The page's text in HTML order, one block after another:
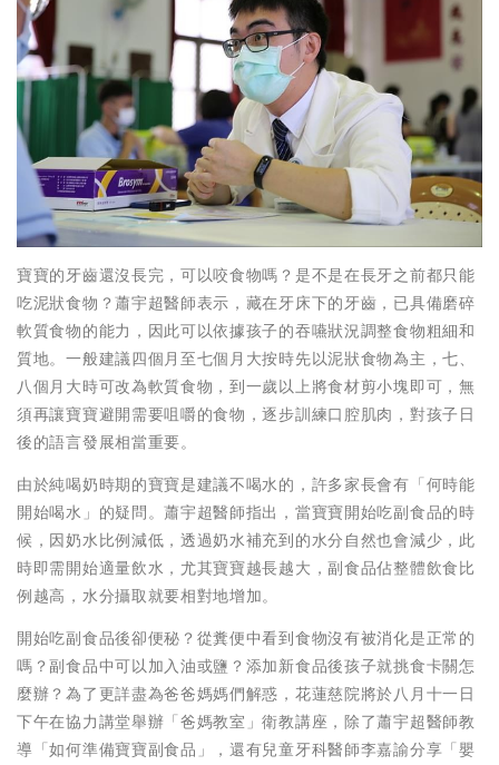
寶寶的牙齒還沒長完，可以咬食物嗎？是不是在長牙之前都只能
吃泥狀食物？蕭宇超醫師表示，藏在牙床下的牙齒，已具備磨碎
軟質食物的能力，因此可以依據孩子的吞嚥狀況調整食物粗細和
質地。一般建議四個月至七個月大按時先以泥狀食物為主，七、
八個月大時可改為軟質食物，到一歲以上將食材剪小塊即可，無
須再讓寶寶避開需要咀嚼的食物，逐步訓練口腔肌肉，對孩子日
後的語言發展相當重要。
由於純喝奶時期的寶寶是建議不喝水的，許多家長會有「何時能
開始喝水」的疑問。蕭宇超醫師指出，當寶寶開始吃副食品的時
候，因奶水比例減低，透過奶水補充到的水分自然也會減少，此
時即需開始適量飲水，尤其寶寶越長越大，副食品佔整體飲食比
例越高，水分攝取就要相對地增加。
開始吃副食品後卻便秘？從糞便中看到食物沒有被消化是正常的
嗎？副食品中可以加入油或鹽？添加新食品後孩子就挑食卡關怎
麼辦？為了更詳盡為爸爸媽媽們解惑，花蓮慈院將於八月十一日
下午在協力講堂舉辦「爸媽教室」衛教講座，除了蕭宇超醫師教
導「如何準備寶寶副食品」，還有兒童牙科醫師李嘉諭分享「嬰